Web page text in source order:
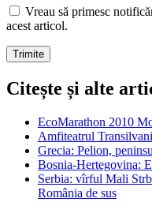
Vreau să primesc
acest articol.
Citește și alte
EcoMarathon 2010
Amfiteatrul
Grecia: Pelion,
Bosnia-Hertegovina:
Serbia: vîrful Mali
România de sus